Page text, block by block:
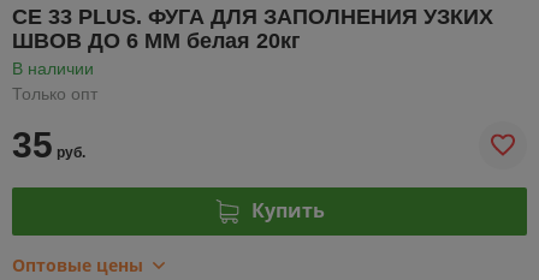
CE 33 PLUS. ФУГА ДЛЯ ЗАПОЛНЕНИЯ УЗКИХ
ШВОВ ДО 6 ММ белая 20кг
В наличии
Только опт
35 руб.
Купить
Оптовые цены